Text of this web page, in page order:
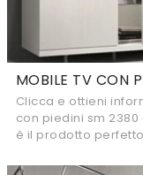
MOBILE TV CON
Clicca e ottieni
con piedini sm
è il prodotto